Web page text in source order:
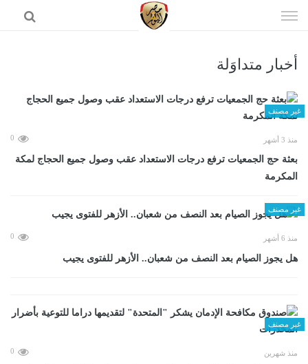
الى
أخبار متداوَلة
غير مصنف
منذ 3 أشهر 0
بعثة حج الجمعيات ترفع درجات الاستعداد عقب وصول جميع الحجاج لمكة
المكرمة
غير مصنف
منذ 6 أشهر 0
هل يجوز الصيام بعد النصف من شعبان.. الأزهر للفتوى يجيب
غير مصنف
منذ شهرين 0